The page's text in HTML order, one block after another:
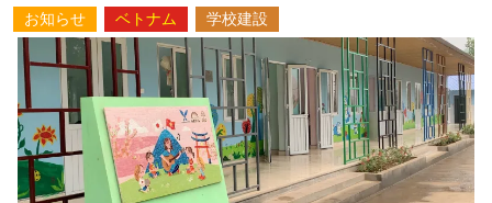
お知らせ ベトナム 学校建設